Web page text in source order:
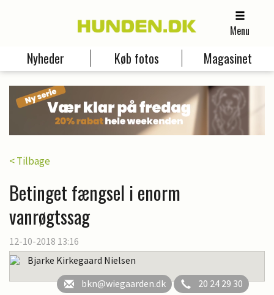
Menu
Nyheder Køb fotos Magasinet
< Tilbage
Betinget fængsel i enorm
vanrøgtssag
12-10-2018 13:16
Bjarke Kirkegaard Nielsen
bkn@wiegaarden.dk
20 24 29 30